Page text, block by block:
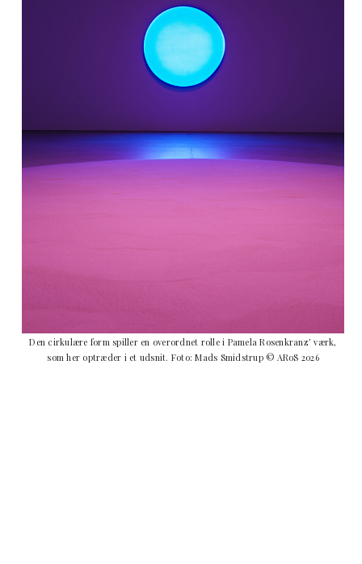
Den cirkulære form spiller en overordnet rolle i Pamela Rosenkranz’ værk,
som her optræder i et udsnit. Foto: Mads Smidstrup © ARoS 2026